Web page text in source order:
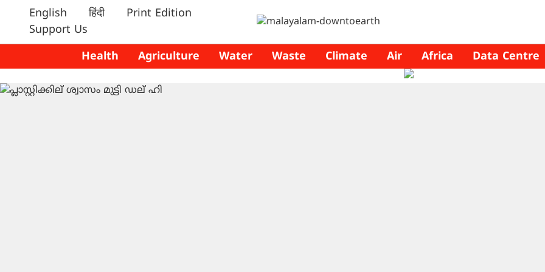
English हिंदी
Print Edition
Support Us
Health
Agriculture Water Waste Climate Air Africa Data Centre